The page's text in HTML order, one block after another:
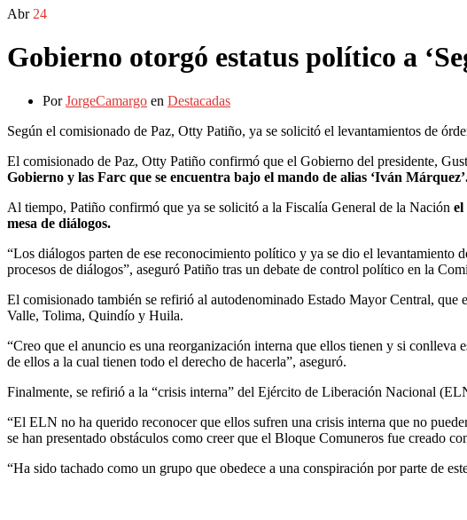
Abr 24
Gobierno otorgó estatus político a
PorJorgeCamargo en Destacadas
Según el comisionado de Paz, Otty Patiño, ya se solicitó el levantamientos de
El comisionado de Paz, Otty Patiño confirmó que el Gobierno del presidente,
Gobierno y las Farc que se encuentra bajo el mando de alias ‘Iván
Al tiempo, Patiño confirmó que ya se solicitó a la Fiscalía General de la Nación el
mesa de diálogos.
“Los diálogos parten de ese reconocimiento político y ya se dio el levantamiento
procesos de diálogos”, aseguró Patiño tras un debate de control político en la
El comisionado también se refirió al autodenominado Estado Mayor Central, que
Valle, Tolima, Quindío y Huila.
“Creo que el anuncio es una reorganización interna que ellos tienen y si conlleva
de ellos a la cual tienen todo el derecho de hacerla”, aseguró.
Finalmente, se refirió a la “crisis interna” del Ejército de Liberación Nacional
“El ELN no ha querido reconocer que ellos sufren una crisis interna que no
se han presentado obstáculos como creer que el Bloque Comuneros fue creado
“Ha sido tachado como un grupo que obedece a una conspiración por parte de